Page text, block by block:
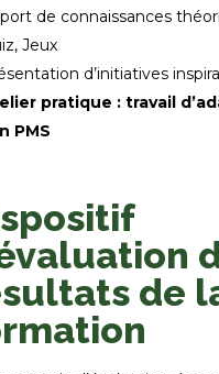
de connaissances
Jeux
d’initiatives
pratique : travail
PMS
de